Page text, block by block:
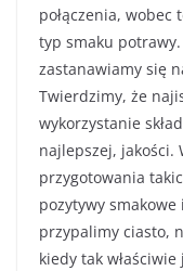
połączenia,
typ smaku
zastanawiamy się
Twierdzimy, że
wykorzystanie
najlepszej, jakości.
przygotowania
pozytywy
przypalimy ciasto,
kiedy tak